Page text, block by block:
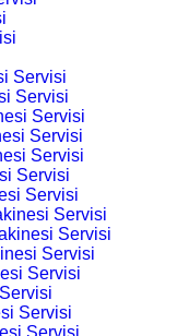
Servisi
Servisi
Servisi
Servisi
Servisi
Servisi
Servisi
Servisi
Servisi
Servisi
Servisi
Servisi
Servisi